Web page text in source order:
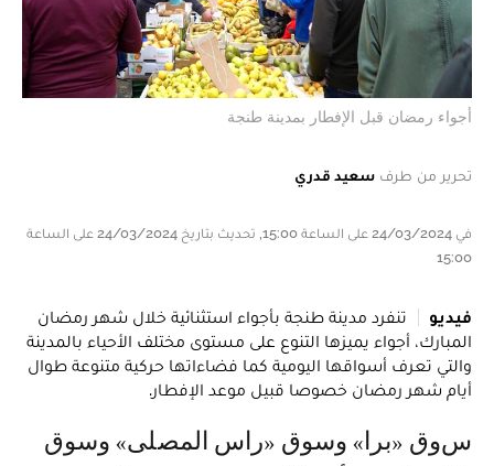
أجواء رمضان قبل الإفطار بمدينة طنجة
تحرير من طرف سعيد قدري
في 24/03/2024 على الساعة 15:00, تحديث بتاريخ 24/03/2024 على الساعة
15:00
فيديو
تنفرد مدينة طنجة بأجواء استثنائية خلال شهر رمضان
المبارك، أجواء يميزها التنوع على مستوى مختلف الأحياء بالمدينة
والتي تعرف أسواقها اليومية كما فضاءاتها حركية متنوعة طوال
أيام شهر رمضان خصوصا قبيل موعد الإفطار.
سوق «برا» وسوق «راس المصلى» وسوق